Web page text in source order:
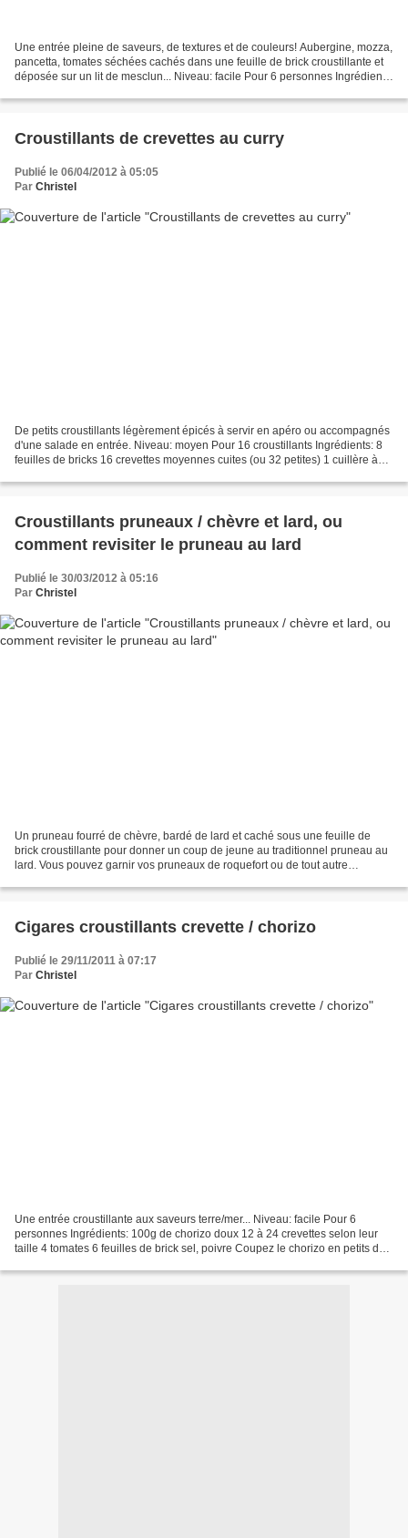
Une entrée pleine de saveurs, de textures et de couleurs! Aubergine, mozza,
pancetta, tomates séchées cachés dans une feuille de brick croustillante et
déposée sur un lit de mesclun... Niveau: facile Pour 6 personnes Ingrédients:
Croustillants de crevettes au curry
Publié le 06/04/2012 à 05:05
Par Christel
De petits croustillants légèrement épicés à servir en apéro ou accompagnés
d'une salade en entrée. Niveau: moyen Pour 16 croustillants Ingrédients: 8
feuilles de bricks 16 crevettes moyennes cuites (ou 32 petites) 1 cuillère à
Croustillants pruneaux / chèvre et lard, ou
comment revisiter le pruneau au lard
Publié le 30/03/2012 à 05:16
Par Christel
Un pruneau fourré de chèvre, bardé de lard et caché sous une feuille de
brick croustillante pour donner un coup de jeune au traditionnel pruneau au
lard. Vous pouvez garnir vos pruneaux de roquefort ou de tout autre
Cigares croustillants crevette / chorizo
Publié le 29/11/2011 à 07:17
Par Christel
Une entrée croustillante aux saveurs terre/mer... Niveau: facile Pour 6
personnes Ingrédients: 100g de chorizo doux 12 à 24 crevettes selon leur
taille 4 tomates 6 feuilles de brick sel, poivre Coupez le chorizo en petits dés.